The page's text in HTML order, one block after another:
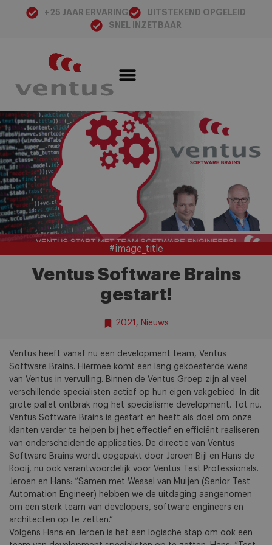
+25 JAAR ERVARING
UITSTEKEND OPGELEID
SNEL INZETBAAR
#image_title
Ventus Software Brains
gestart!
2021 , Nieuws
Ventus heeft vanaf nu een development team, Ventus
Software Brains. Hiermee komt een lang gekoesterde wens
van Ventus in vervulling. Binnen de Ventus Groep zijn al veel
verschillende specialisten actief op hun eigen vakgebied. In dit
grote pallet ontbrak nog het specialisme development. Tot nu.
Ventus Software Brains is gestart en heeft als doel om onze
klanten verder te helpen bij het effectief en efficiënt realiseren
van onderscheidende applicaties. De directie van Ventus
Software Brains wordt opgepakt door Jeroen Bijl en Hans de
Rooij, nu ook verantwoordelijk voor Ventus Test Professionals.
Jeroen en Hans: “Samen met Wessel van Muijen (Senior Test
Automation Engineer) hebben we de uitdaging aangenomen
om een sterk team van developers, software engineers en
architecten op te zetten.”
Volgens Hans en Jeroen is het een logische stap om ook een